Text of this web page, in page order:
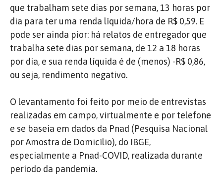
que trabalham sete dias por semana, 13 horas por
dia para ter uma renda líquida/hora de R$ 0,59. E
pode ser ainda pior: há relatos de entregador que
trabalha sete dias por semana, de 12 a 18 horas
por dia, e sua renda líquida é de (menos) -R$ 0,86,
ou seja, rendimento negativo.
O levantamento foi feito por meio de entrevistas
realizadas em campo, virtualmente e por telefone
e se baseia em dados da Pnad (Pesquisa Nacional
por Amostra de Domicílio), do IBGE,
especialmente a Pnad-COVID, realizada durante
período da pandemia.